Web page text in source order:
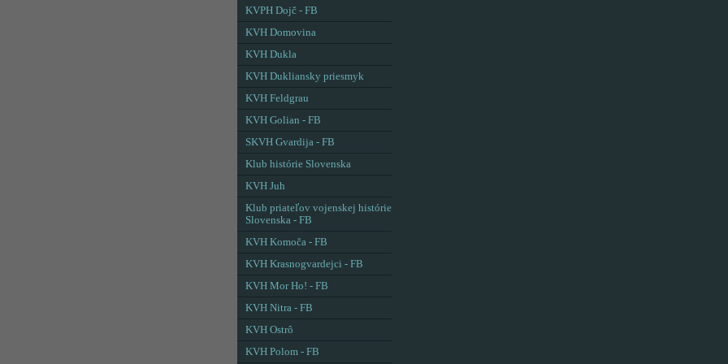
KVPH Dojč - FB
KVH Domovina
KVH Dukla
KVH Dukliansky priesmyk
KVH Feldgrau
KVH Golian - FB
SKVH Gvardija - FB
Klub histórie Slovenska
KVH Juh
Klub priateľov vojenskej histórie
Slovenska - FB
KVH Komoča - FB
KVH Krasnogvardejci - FB
KVH Mor Ho! - FB
KVH Nitra - FB
KVH Ostrô
KVH Polom - FB